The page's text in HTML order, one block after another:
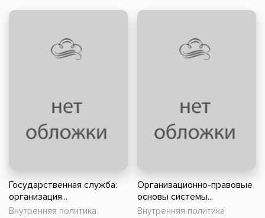
Государственная служба:
организация...
Внутренняя политика
Организационно-правовые
основы системы...
Внутренняя политика